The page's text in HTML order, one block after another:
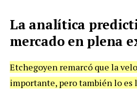
La analítica
mercado en plena
Etchegoyen remarcó que la
importante, pero también lo es